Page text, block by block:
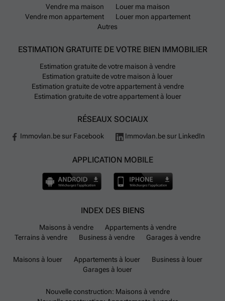
Vendre ma maison
Louer ma maison
Vendre mon appartement
Louer mon appartement
Autres
ESTIMATION GRATUITE DE VOTRE BIEN IMMOBILIER
Estimation gratuite de votre maison à vendre
Estimation gratuite de votre maison à louer
Estimation gratuite de votre appartement à vendre
Estimation gratuite de votre appartement à louer
RÉSEAUX SOCIAUX
Immovlan.be sur Facebook Immovlan.be sur LinkedIn
APPLICATION MOBILE
INDEX DES BIENS
Maisons à vendre
Appartements à vendre
Terrains à vendre
Business à vendre Garages à vendre
Maisons à louer Appartements à louer
Business à louer
Garages à louer
Nouvelle construction: Maisons à vendre